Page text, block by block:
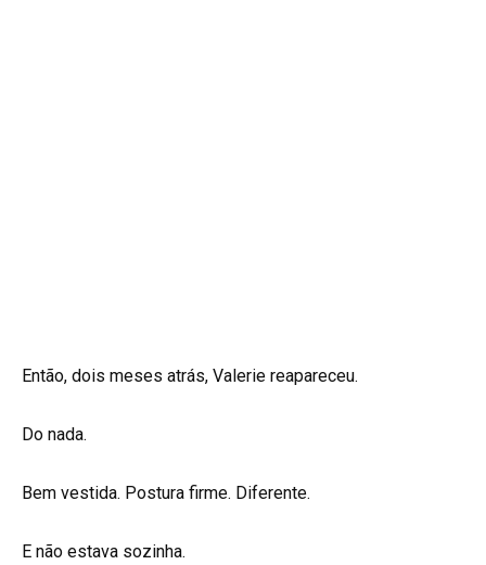
Então, dois meses atrás, Valerie reapareceu.
Do nada.
Bem vestida. Postura firme. Diferente.
E não estava sozinha.